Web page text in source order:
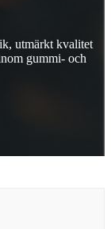
utmärkt kvalitet
gummi- och